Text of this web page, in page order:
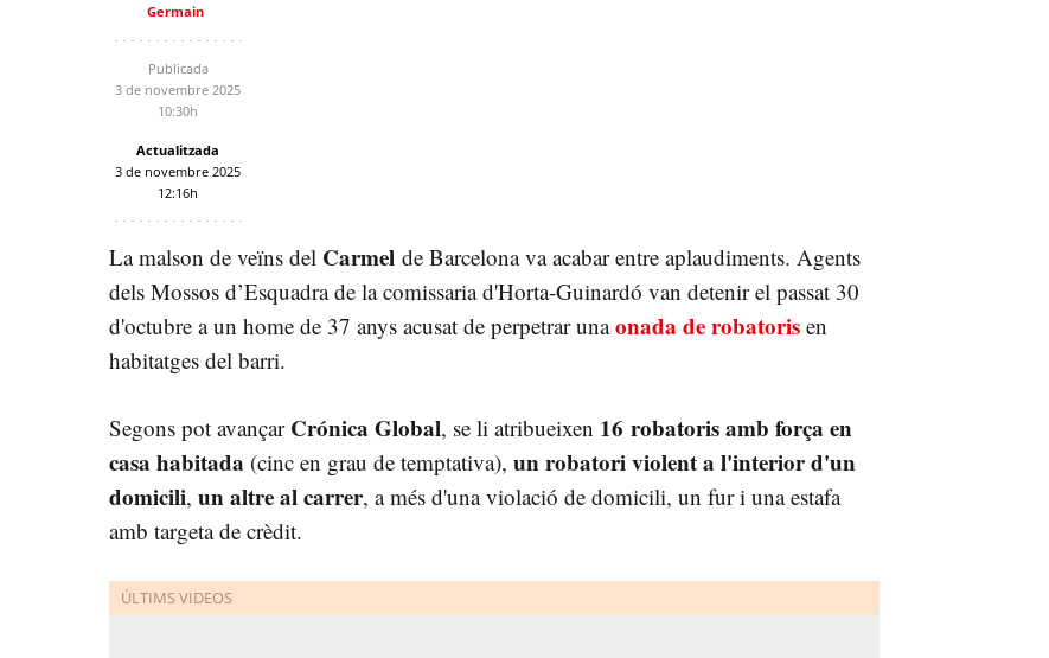
Germain
Publicada
3 de novembre 2025
10:30h
Actualitzada
3 de novembre 2025
12:16h
La malson de veïns del Carmel de Barcelona va acabar entre aplaudiments. Agents
dels Mossos d’Esquadra de la comissaria d'Horta-Guinardó van detenir el passat 30
d'octubre a un home de 37 anys acusat de perpetrar una onada de robatoris en
habitatges del barri.
Segons pot avançar Crónica Global, se li atribueixen 16 robatoris amb força en
casa habitada (cinc en grau de temptativa), un robatori violent a l'interior d'un
domicili, un altre al carrer, a més d'una violació de domicili, un fur i una estafa
amb targeta de crèdit.